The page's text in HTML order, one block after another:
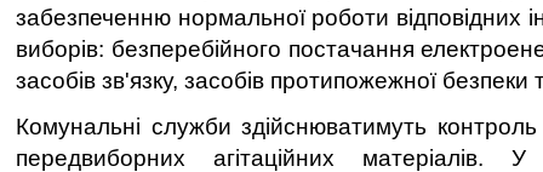
забезпеченню нормальної роботи відповідних
виборів: безперебійного постачання
засобів зв'язку, засобів протипожежної безпеки
Комунальні служби здійснюватимуть
передвиборних агітаційних